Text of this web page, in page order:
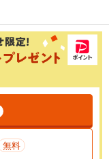
無料